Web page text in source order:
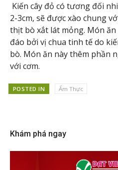
Kiến cây đỏ có tương đối
2-3cm, sẽ được xào chung
thịt bò xắt lát mỏng. Món
đáo bởi vị chua tinh tế do
bò. Món ăn này thêm phần
với cơm.
POSTED IN Ẩm Thực
Khám phá ngay